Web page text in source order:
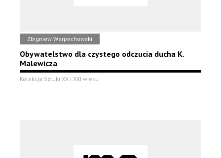
Zbigniew Warpechowski
Obywatelstwo dla czystego odczucia ducha K.
Malewicza
Kolekcja Sztuki XX i XXI wieku